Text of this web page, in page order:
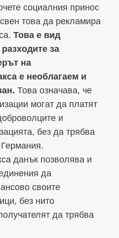
социалния принос
това да рекламира
Това е вид
за
на
е необлагаем и
Това означава, че
могат да платят
и
без да трябва
данък позволява и
да
своите
без нито
да трябва